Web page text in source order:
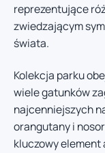
reprezentujące
zwiedzającym
świata.
Kolekcja parku
wiele gatunków
najcenniejszych
orangutany i
kluczowy